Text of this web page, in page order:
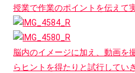
授業で作業のポイントを伝えて
脳内のイメージに加え、動画を
らヒントを得たりと試行してい